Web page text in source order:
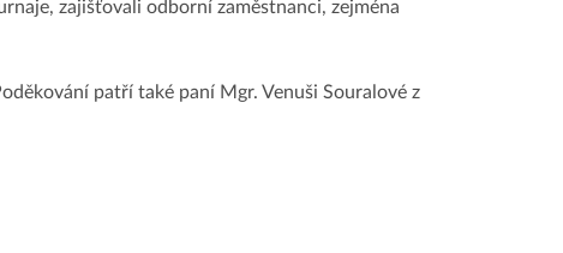
zajišťovali odborní zaměstnanci, zejména
patří také paní Mgr. Venuši Souralové z